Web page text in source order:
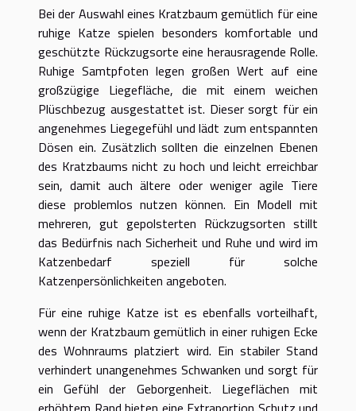
Bei der Auswahl eines Kratzbaum gemütlich für eine
ruhige Katze spielen besonders komfortable und
geschützte Rückzugsorte eine herausragende Rolle.
Ruhige Samtpfoten legen großen Wert auf eine
großzügige Liegefläche, die mit einem weichen
Plüschbezug ausgestattet ist. Dieser sorgt für ein
angenehmes Liegegefühl und lädt zum entspannten
Dösen ein. Zusätzlich sollten die einzelnen Ebenen
des Kratzbaums nicht zu hoch und leicht erreichbar
sein, damit auch ältere oder weniger agile Tiere
diese problemlos nutzen können. Ein Modell mit
mehreren, gut gepolsterten Rückzugsorten stillt
das Bedürfnis nach Sicherheit und Ruhe und wird im
Katzenbedarf speziell für solche
Katzenpersönlichkeiten angeboten.
Für eine ruhige Katze ist es ebenfalls vorteilhaft,
wenn der Kratzbaum gemütlich in einer ruhigen Ecke
des Wohnraums platziert wird. Ein stabiler Stand
verhindert unangenehmes Schwanken und sorgt für
ein Gefühl der Geborgenheit. Liegeflächen mit